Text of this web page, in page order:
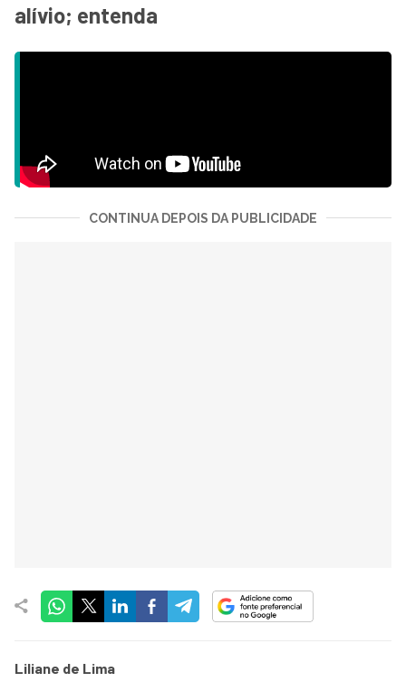
alívio; entenda
CONTINUA DEPOIS DA PUBLICIDADE
Liliane de Lima